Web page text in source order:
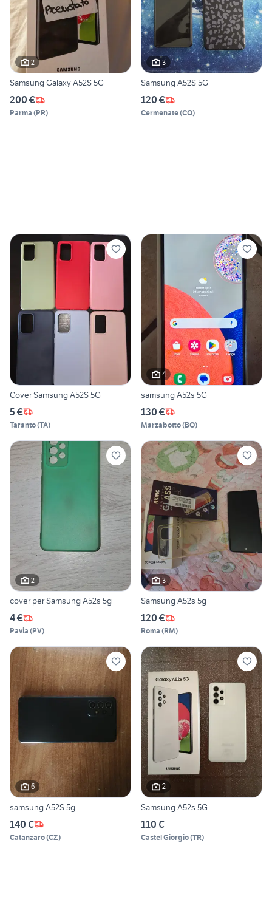
2
Samsung Galaxy A52S 5G
200 €
Parma (PR)
3
Samsung A52S 5G
120 €
Cermenate(CO)
Cover Samsung A52S 5G
5 €
Taranto(TA)
4
samsung A52s 5G
130 €
Marzabotto(BO)
2
cover per Samsung A52s 5g
4 €
Pavia (PV)
3
Samsung A52s 5g
120 €
Roma (RM)
6
samsung A52S 5g
140 €
Catanzaro(CZ)
2
Samsung A52s 5G
110 €
Castel Giorgio(TR)